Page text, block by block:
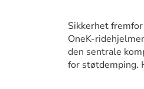
Sikkerhet
OneK-
den sentrale
for støtdemping.